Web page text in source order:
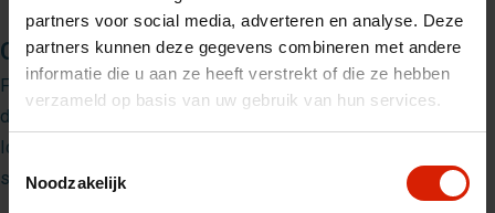
partners voor social media, adverteren en analyse. Deze
partners kunnen deze gegevens combineren met andere
informatie die u aan ze heeft verstrekt of die ze hebben
verzameld op basis van uw gebruik van hun services.
Noodzakelijk
Confort et facilité d’utilisation
Fabriquée à partir de matériaux légers et durables, la sangle
dorsale s’intègre parfaitement au design du déambulateur.
Idéale pour un usage quotidien, sans poids ni contraintes
supplémentaires.